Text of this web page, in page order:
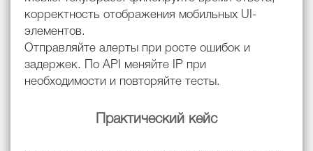
корректность отображения мобильных UI-
элементов.
Отправляйте алерты при росте ошибок и
задержек. По API меняйте IP при
необходимости и повторяйте тесты.
Практический кейс